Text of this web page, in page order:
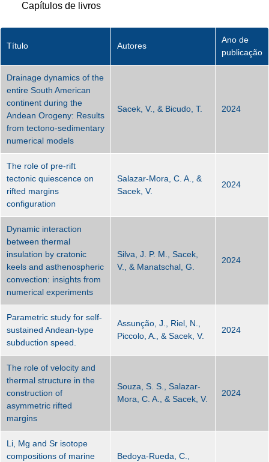
Capítulos de livros
Título Autores
Ano de
publicação
Drainage dynamics of the
entire South American
continent during the
Andean Orogeny: Results
from tectono-sedimentary
numerical models
Sacek, V., & Bicudo, T. 2024
The role of pre-rift
tectonic quiescence on
rifted margins
configuration
Salazar-Mora, C. A., &
Sacek, V.
2024
Dynamic interaction
between thermal
insulation by cratonic
keels and asthenospheric
convection: insights from
numerical experiments
Silva, J. P. M., Sacek,
V., & Manatschal, G.
2024
Parametric study for self-
sustained Andean-type
subduction speed.
Assunção, J., Riel, N.,
Piccolo, A., & Sacek, V.
2024
The role of velocity and
thermal structure in the
construction of
asymmetric rifted
margins
Souza, S. S., Salazar-
Mora, C. A., & Sacek, V.
2024
Li, Mg and Sr isotope
compositions of marine
Bedoya-Rueda, C.,